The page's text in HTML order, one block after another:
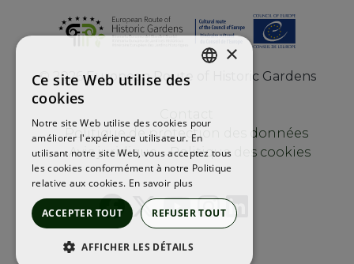
© 2026 European Route of Historic Gardens
Politique de protection des données
Avis juridique
Politique des cookies
×
Ce site Web utilise des
cookies
Notre site Web utilise des cookies pour
améliorer l'expérience utilisateur. En
utilisant notre site Web, vous acceptez tous
les cookies conformément à notre Politique
relative aux cookies. En savoir plus
ACCEPTER TOUT REFUSER TOUT
AFFICHER LES DÉTAILS